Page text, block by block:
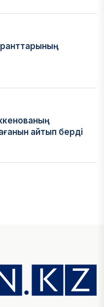
айтып берді
сатудан
жауап